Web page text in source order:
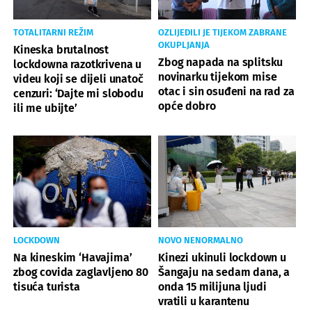
TOTALITARNI REŽIM
Kineska brutalnost
lockdowna razotkrivena u
videu koji se dijeli unatoč
cenzuri: ‘Dajte mi slobodu
ili me ubijte’
OZLIJEDILI JE TIJEKOM ZABRANE
OKUPLJANJA
Zbog napada na splitsku
novinarku tijekom mise
otac i sin osuđeni na rad za
opće dobro
LOCKDOWN
Na kineskim ‘Havajima’
zbog covida zaglavljeno 80
tisuća turista
NOVO NENORMALNO
Kinezi ukinuli lockdown u
Šangaju na sedam dana, a
onda 15 milijuna ljudi
vratili u karantenu